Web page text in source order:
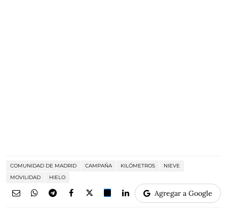
COMUNIDAD DE MADRID CAMPAÑA KILÓMETROS
NIEVE
MOVILIDAD
HIELO
Agregar a Google